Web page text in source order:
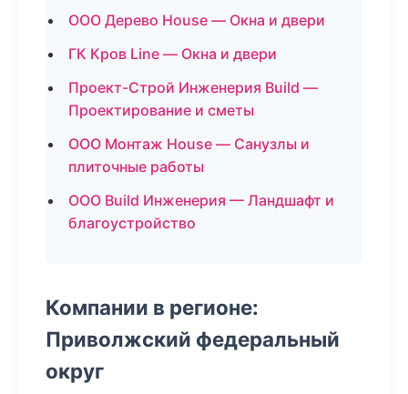
ООО Дерево House — Окна и двери
ГК Кров Line — Окна и двери
Проект-Строй Инженерия Build —
Проектирование и сметы
ООО Монтаж House — Санузлы и
плиточные работы
ООО Build Инженерия — Ландшафт и
благоустройство
Компании в регионе:
Приволжский федеральный
округ